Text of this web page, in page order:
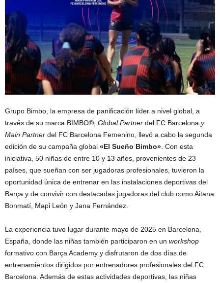
Grupo Bimbo, la empresa de panificación líder a nivel global, a
través de su marca BIMBO®, Global Partner del FC Barcelona y
Main Partner del FC Barcelona Femenino, llevó a cabo la segunda
edición de su campaña global «El Sueño Bimbo». Con esta
iniciativa, 50 niñas de entre 10 y 13 años, provenientes de 23
países, que sueñan con ser jugadoras profesionales, tuvieron la
oportunidad única de entrenar en las instalaciones deportivas del
Barça y de convivir con destacadas jugadoras del club como Aitana
Bonmatí, Mapi León y Jana Fernández.
La experiencia tuvo lugar durante mayo de 2025 en Barcelona,
España, donde las niñas también participaron en un workshop
formativo con Barça Academy y disfrutaron de dos días de
entrenamientos dirigidos por entrenadores profesionales del FC
Barcelona. Además de estas actividades deportivas, las niñas